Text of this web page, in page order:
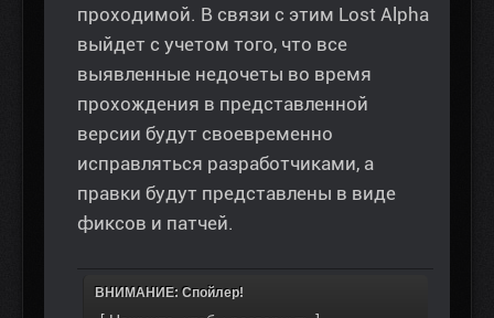
проходимой. В связи с этим Lost Alpha
выйдет с учетом того, что все
выявленные недочеты во время
прохождения в представленной
версии будут своевременно
исправляться разработчиками, а
правки будут представлены в виде
фиксов и патчей.
ВНИМАНИЕ: Спойлер!